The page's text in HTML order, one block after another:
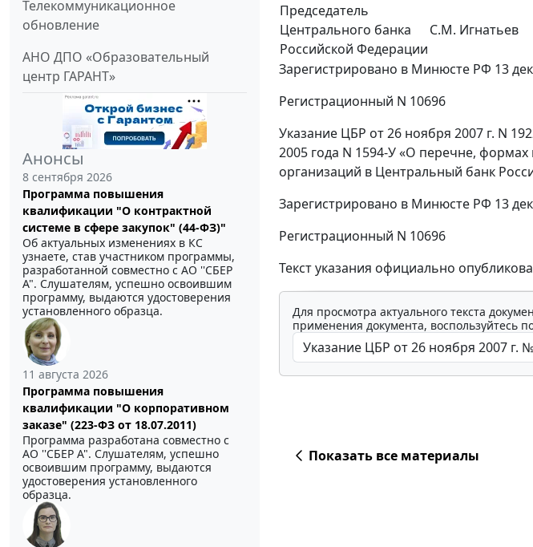
Телекоммуникационное
обновление
АНО ДПО «Образовательный
центр ГАРАНТ»
Анонсы
8 сентября 2026
Программа повышения
квалификации "О контрактной
системе в сфере закупок" (44-ФЗ)"
Об актуальных изменениях в КС
узнаете, став участником программы,
разработанной совместно с АО ''СБЕР
А". Слушателям, успешно освоившим
программу, выдаются удостоверения
установленного образца.
11 августа 2026
Программа повышения
квалификации "О корпоративном
заказе" (223-ФЗ от 18.07.2011)
Программа разработана совместно с
АО ''СБЕР А". Слушателям, успешно
освоившим программу, выдаются
удостоверения установленного
образца.
Председатель
Центрального банка
Российской Федерации
С.М. Игнатьев
Зарегистрировано в Минюсте РФ 13
Регистрационный N 10696
Указание ЦБР от 26 ноября 2007 г. N
2005 года N 1594-У «О перечне,
организаций в Центральный банк
Зарегистрировано в Минюсте РФ 13
Регистрационный N 10696
Текст указания официально
Для просмотра актуального текста
применения документа, воспользуйтесь
Показать все материалы